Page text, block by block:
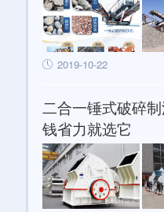
2019-10-22
二合一锤式破碎
钱省力就选它